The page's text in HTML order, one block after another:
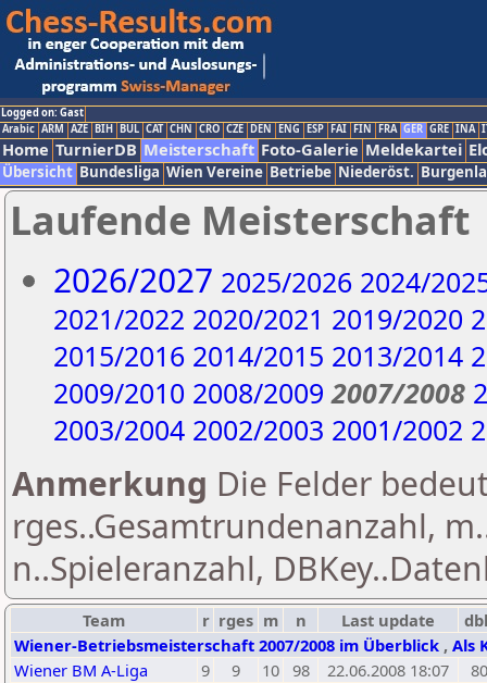
Logged on: Gast
Arabic ARM AZE BIH BUL CAT CHN CRO CZE DEN ENG ESP FAI FIN FRA GER GRE INA
Home TurnierDB Meisterschaft Foto-Galerie Meldekartei
Übersicht Bundesliga Wien Vereine Betriebe Niederöst.
Laufende Meisterschaft
2026/2027 2025/2026 2024/
2021/2022 2020/2021 2019/2020
2015/2016 2014/2015 2013/2014
2009/2010 2008/2009 2007/2008
2003/2004 2002/2003 2001/2002
Anmerkung Die Felder
rges..Gesamtrundenanzahl,
n..Spieleranzahl,
Team r rges m n Last update
Wiener-Betriebsmeisterschaft 2007/2008 im Überblick , Als
Wiener BM A-Liga
9 9 10 98 22.06.2008 18:07